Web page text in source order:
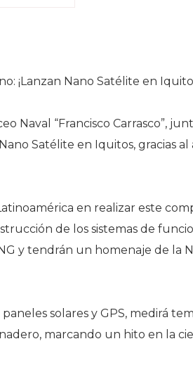
¡Lanzan Nano Satélite en
Naval “Francisco Carrasco”,
Satélite en Iquitos, gracias al
en realizar este
de los sistemas de
y tendrán un homenaje de la
solares y GPS, medirá
marcando un hito en la